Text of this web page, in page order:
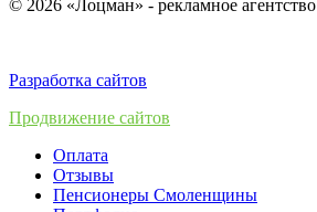
© 2026 «Лоцман» - рекламное агентство
Разработка сайтов
Продвижение сайтов
Оплата
Отзывы
Пенсионеры Смоленщины